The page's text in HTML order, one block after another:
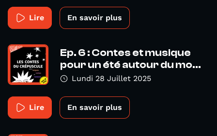
Lire En savoir plus
Ep. 6 : Contes et musique
pour un été autour du mo...
Lundi 28 Juillet 2025
Lire En savoir plus